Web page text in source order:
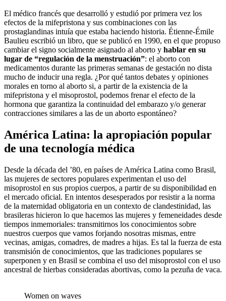
El médico francés que desarrolló y estudió por primera vez los
efectos de la mifepristona y sus combinaciones con las
prostaglandinas intuía que estaba haciendo historia. Étienne-Émile
Baulieu escribió un libro, que se publicó en 1990, en el que propuso
cambiar el signo socialmente asignado al aborto y hablar en su
lugar de “regulación de la menstruación”: el aborto con
medicamentos durante las primeras semanas de gestación no dista
mucho de inducir una regla. ¿Por qué tantos debates y opiniones
morales en torno al aborto si, a partir de la existencia de la
mifepristona y el misoprostol, podemos frenar el efecto de la
hormona que garantiza la continuidad del embarazo y/o generar
contracciones similares a las de un aborto espontáneo?
América Latina: la apropiación popular
de una tecnología médica
Desde la década del ’80, en países de América Latina como Brasil,
las mujeres de sectores populares experimentan el uso del
misoprostol en sus propios cuerpos, a partir de su disponibilidad en
el mercado oficial. En intentos desesperados por resistir a la norma
de la maternidad obligatoria en un contexto de clandestinidad, las
brasileras hicieron lo que hacemos las mujeres y femeneidades desde
tiempos inmemoriales: transmitirnos los conocimientos sobre
nuestros cuerpos que vamos forjando nosotras mismas, entre
vecinas, amigas, comadres, de madres a hijas. Es tal la fuerza de esta
transmisión de conocimientos, que las tradiciones populares se
superponen y en Brasil se combina el uso del misoprostol con el uso
ancestral de hierbas consideradas abortivas, como la pezuña de vaca.
Women on waves